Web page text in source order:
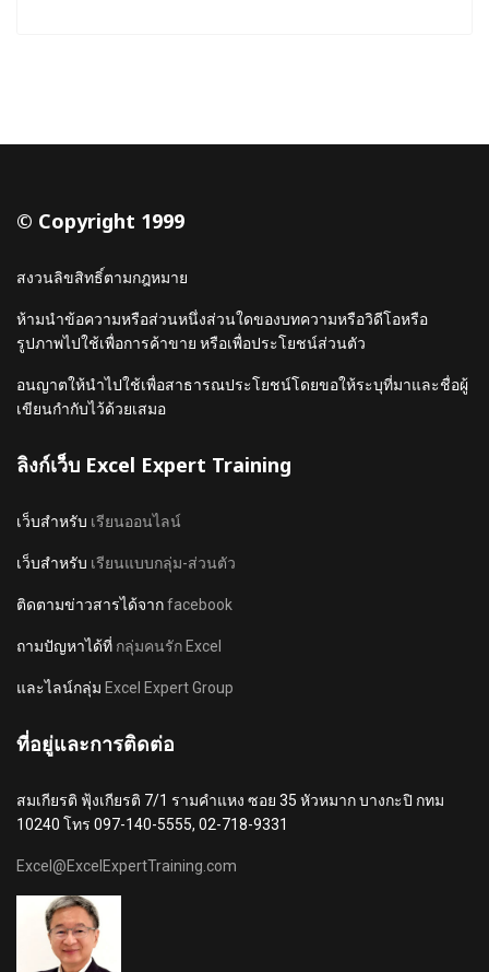
© Copyright 1999
สงวนลิขสิทธิ์ตามกฎหมาย
ห้ามนำข้อความหรือส่วนหนึ่งส่วนใดของบทความหรือวิดีโอหรือ
รูปภาพไปใช้เพื่อการค้าขาย หรือเพื่อประโยชน์ส่วนตัว
อนญาตให้นำไปใช้เพื่อสาธารณประโยชน์โดยขอให้ระบุที่มาและชื่อผู้
เขียนกำกับไว้ด้วยเสมอ
ลิงก์เว็บ Excel Expert Training
เว็บสำหรับ เรียนออนไลน์
เว็บสำหรับ เรียนแบบกลุ่ม-ส่วนตัว
ติดตามข่าวสารได้จากfacebook
ถามปัญหาได้ที่ กลุ่มคนรัก Excel
และไลน์กลุ่ม Excel Expert Group
ที่อยู่และการติดต่อ
สมเกียรติ ฟุ้งเกียรติ 7/1 รามคำแหง ซอย 35 หัวหมาก บางกะปิ กทม
10240 โทร 097-140-5555, 02-718-9331
Excel@ExcelExpertTraining.com